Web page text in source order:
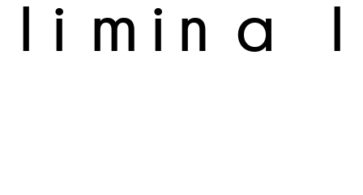
l i m i n a l